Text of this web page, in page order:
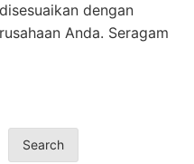
dengan
Anda. Seragam
Search